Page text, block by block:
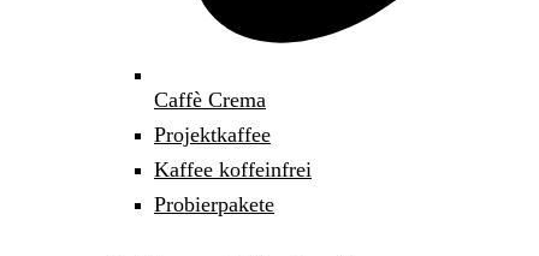
Caffè Crema
Projektkaffee
Kaffee koffeinfrei
Probierpakete